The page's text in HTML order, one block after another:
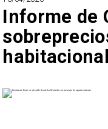
Informe de